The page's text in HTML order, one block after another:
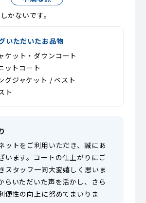
かないです。
いただいたお品物
ケット・ダウンコート
ットコート
グジャケット / ベスト
ト
ットをご利用いただき、誠にあ
います。コートの仕上がりにご
スタッフ一同大変嬉しく思いま
らいただいた声を活かし、さら
便性の向上に努めてまいりま